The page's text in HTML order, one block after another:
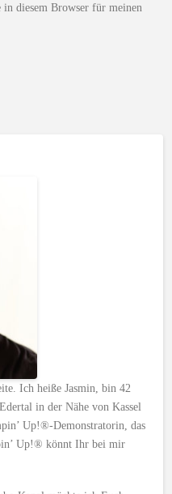
diesem Browser für meinen
Ich heiße Jasmin, bin 42
in der Nähe von Kassel
Up!®-Demonstratorin, das
Up!® könnt Ihr bei mir